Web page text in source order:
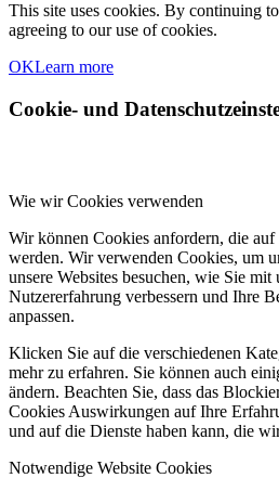
This site uses cookies. By continuing
agreeing to our use of cookies.
OKLearn more
Cookie- und
Wie wir Cookies verwenden
Wir können Cookies anfordern, die
werden. Wir verwenden Cookies, um
unsere Websites besuchen, wie Sie mit
Nutzererfahrung verbessern und Ihre
anpassen.
Klicken Sie auf die verschiedenen
mehr zu erfahren. Sie können auch
ändern. Beachten Sie, dass das
Cookies Auswirkungen auf Ihre
und auf die Dienste haben kann, die
Notwendige Website Cookies